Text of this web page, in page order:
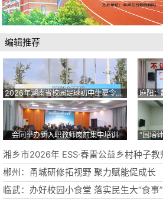
编辑推荐
2026年湖南省校园足球初中生夏令营在临武开营
会同举办新入职教师岗前集中培训
郴州：甬城研修拓视野 聚力赋能促成长
临武：办好校园小食堂 落实民生大“食事”